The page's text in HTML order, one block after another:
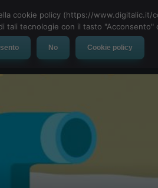
App Automotive Tech-
cookie policy (https://
tali tecnologie con il tasto "Acconsento"
No Cookie policy